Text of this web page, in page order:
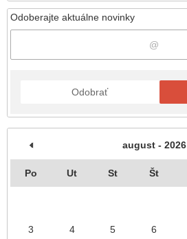
Odoberajte aktuálne novinky
Odobrať
august - 2026
Po Ut St Št
3 4 5 6